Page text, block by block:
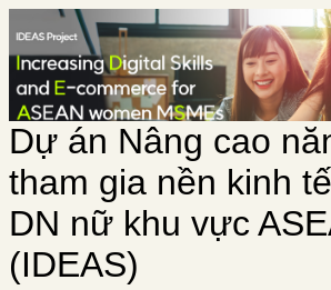
Dự án Nâng cao
tham gia nền kinh
DN nữ khu vực
(IDEAS)